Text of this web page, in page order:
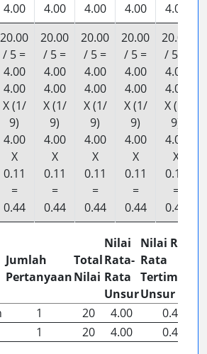
4.00
4.00
4.00
4.00
4.00
20.00
/ 5 =
4.00
4.00
X (1/
9)
4.00
X
0.11
=
0.44
20.00
/ 5 =
4.00
4.00
X (1/
9)
4.00
X
0.11
=
0.44
20.00
/ 5 =
4.00
4.00
X (1/
9)
4.00
X
0.11
=
0.44
20.00
/ 5 =
4.00
4.00
X (1/
9)
4.00
X
0.11
=
0.44
20.00
/ 5 =
4.00
4.00
X (1/
9)
4.00
X
0.11
=
0.44
Jumlah
Pertanyaan
Total
Nilai
Nilai
Rata-
Rata
Unsur
Nilai Rata-
Rata
Tertimbang
Unsur
1 20 4.00
0.44
1 20 4.00
0.44